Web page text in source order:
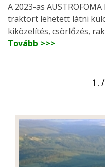
A 2023-as
traktort lehetett látni
kiközelítés, csörlőzés,
Tovább >>>
1.